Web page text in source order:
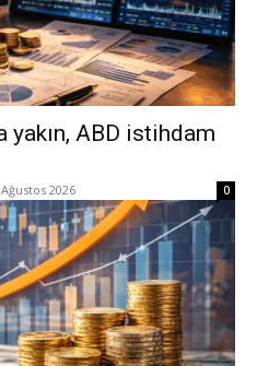
ABD istihdam
2026 0